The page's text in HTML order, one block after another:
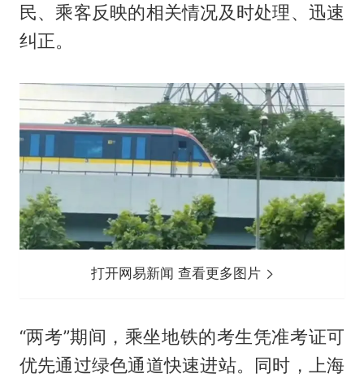
民、乘客反映的相关情况及时处理、迅速
纠正。
打开网易新闻 查看更多图片
“两考”期间，乘坐地铁的考生凭准考证可
优先通过绿色通道快速进站。同时，上海